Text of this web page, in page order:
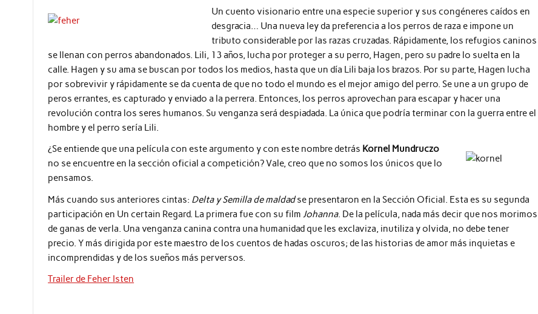
Un cuento visionario entre una especie superior y sus congéneres caídos en
desgracia… Una nueva ley da preferencia a los perros de raza e impone un
tributo considerable por las razas cruzadas. Rápidamente, los refugios caninos
se llenan con perros abandonados. Lili, 13 años, lucha por proteger a su perro, Hagen, pero su padre lo suelta en la
calle. Hagen y su ama se buscan por todos los medios, hasta que un día Lili baja los brazos. Por su parte, Hagen lucha
por sobrevivir y rápidamente se da cuenta de que no todo el mundo es el mejor amigo del perro. Se une a un grupo de
peros errantes, es capturado y enviado a la perrera. Entonces, los perros aprovechan para escapar y hacer una
revolución contra los seres humanos. Su venganza será despiadada. La única que podría terminar con la guerra entre el
hombre y el perro sería Lili.
¿Se entiende que una película con este argumento y con este nombre detrás Kornel Mundruczo
no se encuentre en la sección oficial a competición? Vale, creo que no somos los únicos que lo
pensamos.
Más cuando sus anteriores cintas: Delta y Semilla de maldadse presentaron en la Sección Oficial. Esta es su segunda
participación en Un certain Regard. La primera fue con su filmJohanna. De la película, nada más decir que nos morimos
de ganas de verla. Una venganza canina contra una humanidad que les exclaviza, inutiliza y olvida, no debe tener
precio. Y más dirigida por este maestro de los cuentos de hadas oscuros; de las historias de amor más inquietas e
incomprendidas y de los sueños más perversos.
Trailer de Feher Isten